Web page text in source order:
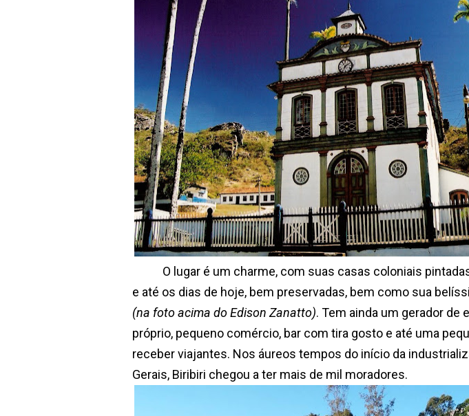
O lugar é um charme, com suas casas coloniais
e até os dias de hoje, bem preservadas, bem como sua
(na foto acima do Edison Zanatto). Tem ainda um gerador de
próprio, pequeno comércio, bar com tira gosto e até uma
receber viajantes. Nos áureos tempos do início da
Gerais, Biribiri chegou a ter mais de mil moradores.